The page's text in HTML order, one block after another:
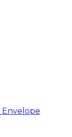
Envelope